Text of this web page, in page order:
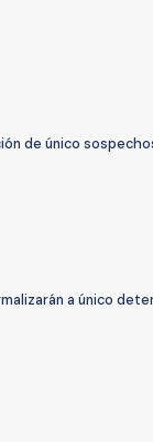
de único
a único